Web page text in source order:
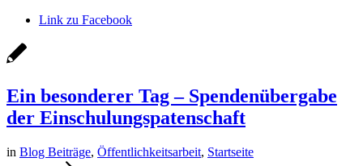
Link zu Facebook
Ein besonderer Tag – Spendenübergabe
der Einschulungspatenschaft
in Blog Beiträge, Öffentlichkeitsarbeit, Startseite